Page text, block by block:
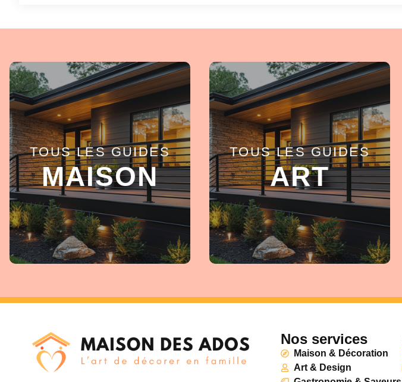
TOUS LES GUIDES
MAISON
EN SAVOIR +
TOUS LES GUIDES
ART
EN SAVOIR +
Nos services
Maison & Décoration
Art & Design